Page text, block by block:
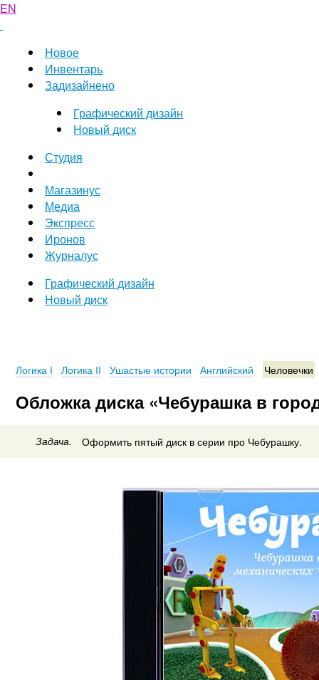
EN
Новое
Инвентарь
Задизайнено
Графический дизайн
Новый диск
Студия
Магазинус
Медиа
Экспресс
Иронов
Журналус
Графический дизайн
Новый диск
Логика I Логика II Ушастые истории Английский Человечки
Обложка диска «Чебурашка в
Задача. Оформить пятый диск в серии про Чебурашку.